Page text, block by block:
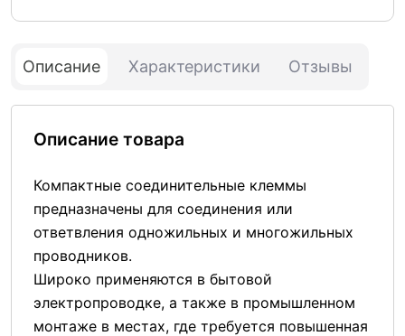
Описание Характеристики Отзывы
Описание товара
Компактные соединительные клеммы
предназначены для соединения или
ответвления одножильных и многожильных
проводников.
Широко применяются в бытовой
электропроводке, а также в промышленном
монтаже в местах, где требуется повышенная